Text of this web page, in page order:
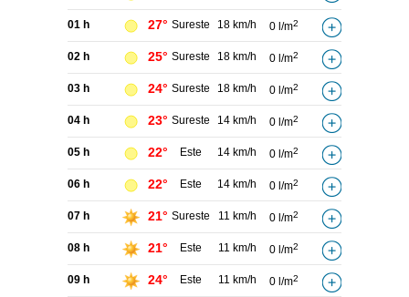
01 h 27° Sureste 18 km/h 0 l/m2
02 h 25° Sureste 18 km/h 0 l/m2
03 h 24° Sureste 18 km/h 0 l/m2
04 h 23° Sureste 14 km/h 0 l/m2
05 h 22° Este 14 km/h 0 l/m2
06 h 22° Este 14 km/h 0 l/m2
07 h 21° Sureste 11 km/h 0 l/m2
08 h 21° Este 11 km/h 0 l/m2
09 h 24° Este 11 km/h 0 l/m2